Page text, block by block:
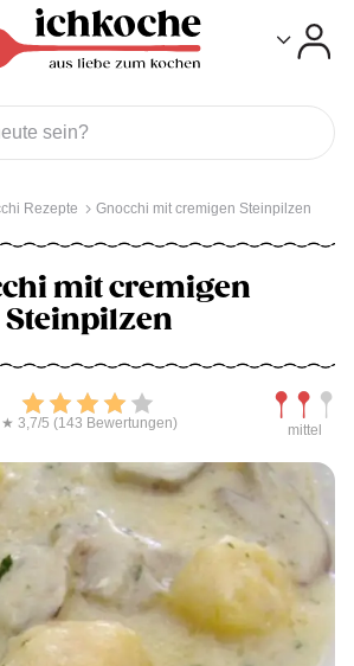
Rezepte Gnocchi mit cremigen Steinpilzen
mit cremigen
Steinpilzen
Bewerten
★ 3,7/5 (143 Bewertungen) mittel